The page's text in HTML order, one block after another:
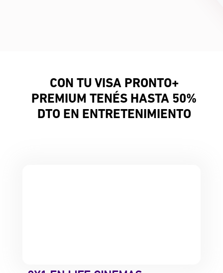
CON TU VISA PRONTO+
PREMIUM TENÉS HASTA 50%
DTO EN ENTRETENIMIENTO